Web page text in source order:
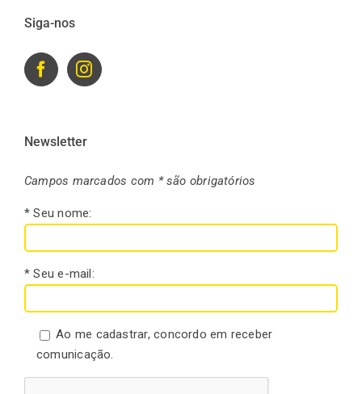
Siga-nos
Newsletter
Campos marcados com * são obrigatórios
* Seu nome:
* Seu e-mail:
Ao me cadastrar, concordo em receber
comunicação.